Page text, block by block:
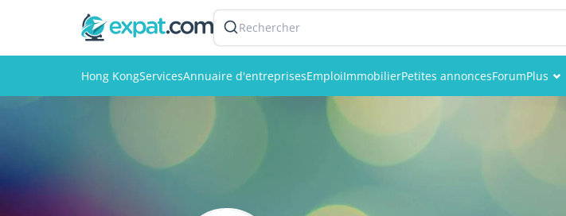
Rechercher
Hong KongServicesAnnuaire d'entreprisesEmploiImmobilierPetites annoncesForumPlus